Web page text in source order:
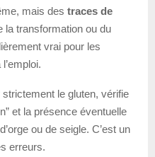
mais des traces de
la transformation ou du
vrai pour les
le gluten, vérifie
et la présence éventuelle
ou de seigle. C’est un
erreurs.